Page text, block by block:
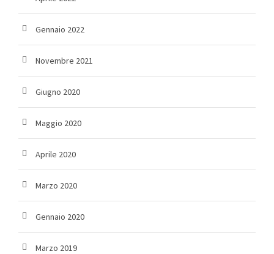
Gennaio 2022
Novembre 2021
Giugno 2020
Maggio 2020
Aprile 2020
Marzo 2020
Gennaio 2020
Marzo 2019